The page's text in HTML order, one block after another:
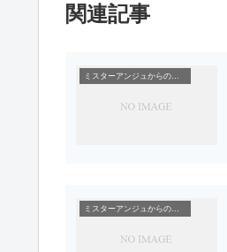
関連記事
ミスターアンジュからのお知らせ
ミスターアンジュからのお知らせ